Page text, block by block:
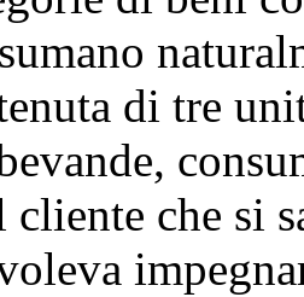
di tre
che si